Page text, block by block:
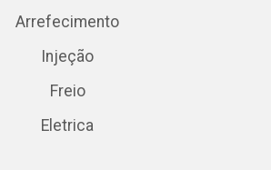
Arrefecimento
Injeção
Freio
Eletrica